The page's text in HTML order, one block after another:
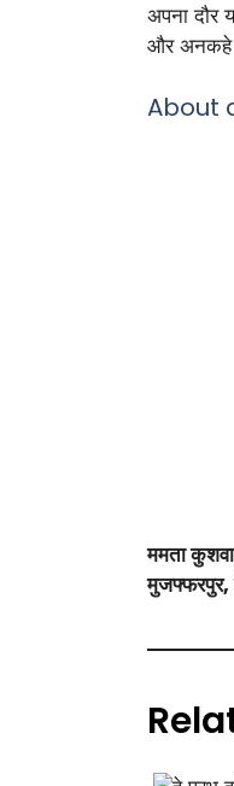
अपना दौर
और अनकहे
About
ममता
मुजफ्फरपुर,